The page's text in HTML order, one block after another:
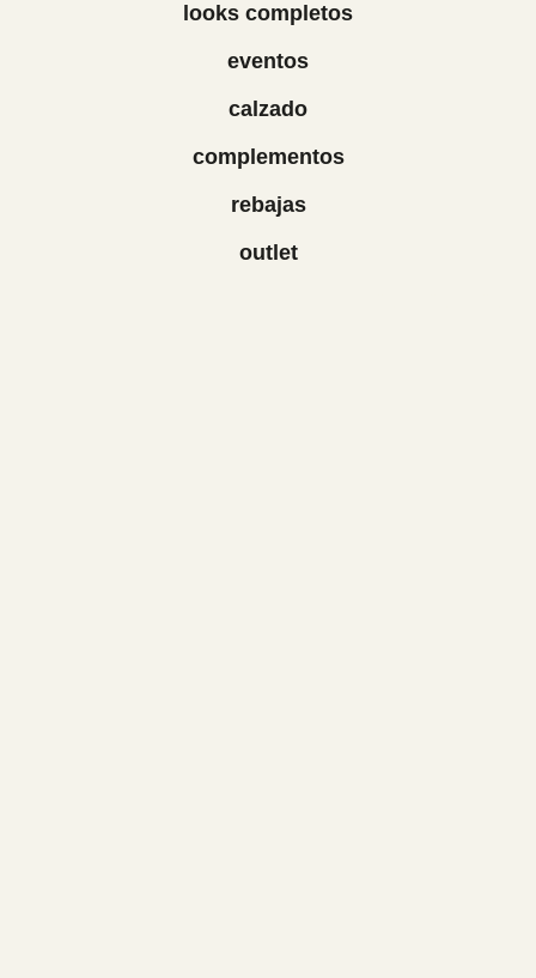
looks completos
eventos
calzado
complementos
rebajas
outlet